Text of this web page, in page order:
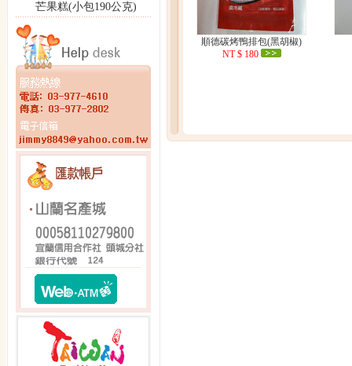
芒果糕(小包190公克)
順德碳烤鴨排包(黑胡椒)
NT $ 180